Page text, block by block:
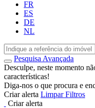
FR
ES
DE
NL
Pesquisa Avançada
Desculpe, neste momento
características!
Diga-nos o que procura e
Criar alerta Limpar Filtros
Criar alerta